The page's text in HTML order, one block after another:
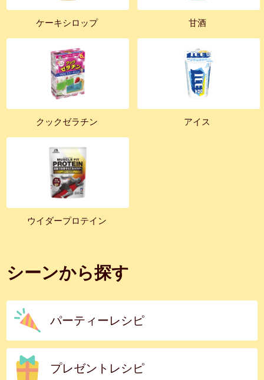
ケーキシロップ 甘酒
クックゼラチン アイス
ウイダープロテイン
シーンから探す
パーティーレシピ
プレゼントレシピ